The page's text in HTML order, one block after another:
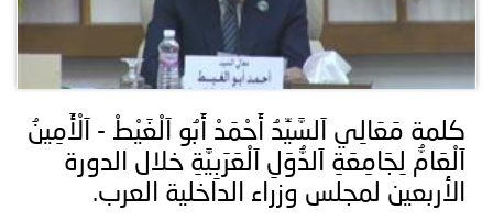
كلمة مَعَالِي اَلسَّيِّدُ أَحْمَدْ أَبُو اَلْغَيْطْ - اَلْأَمِينُ
اَلْعَامُّ لِجَامِعَةِ اَلدُّوَلِ اَلْعَرَبِيَّةِ خلال الدورة
الأربعين لمجلس وزراء الداخلية العرب.